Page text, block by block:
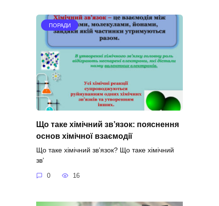
ПОРАДИ
Що таке хімічний зв’язок: пояснення
основ хімічної взаємодії
Що таке хімічний зв’язок? Що таке хімічний
зв’
0 16